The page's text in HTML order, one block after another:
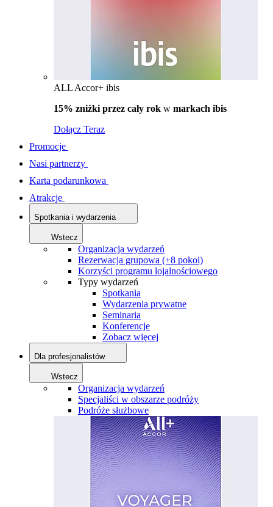
ALL Accor+ ibis
15% zniżki przez cały rok w markach ibis
Dołącz Teraz
Promocje
Nasi partnerzy
Karta podarunkowa
Atrakcje
Spotkania i wydarzenia
Wstecz
Organizacja wydarzeń
Rezerwacja grupowa (+8 pokoi)
Korzyści programu lojalnościowego
Typy wydarzeń
Spotkania
Wydarzenia prywatne
Seminaria
Konferencje
Zobacz więcej
Dla profesjonalistów
Wstecz
Organizacja wydarzeń
Specjaliści w obszarze podróży
Podróże służbowe